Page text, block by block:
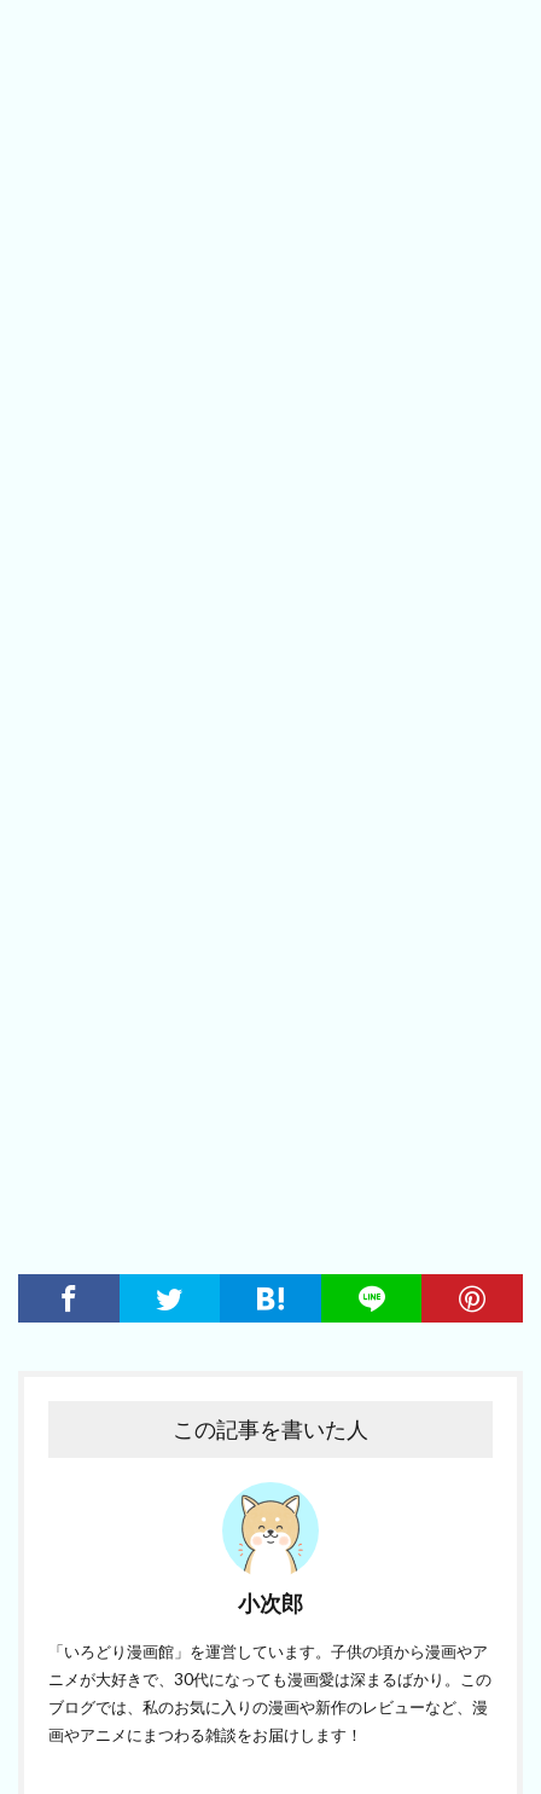
この記事を書いた人
小次郎
「いろどり漫画館」を運営しています。子供の頃から漫画やア
ニメが大好きで、30代になっても漫画愛は深まるばかり。この
ブログでは、私のお気に入りの漫画や新作のレビューなど、漫
画やアニメにまつわる雑談をお届けします！